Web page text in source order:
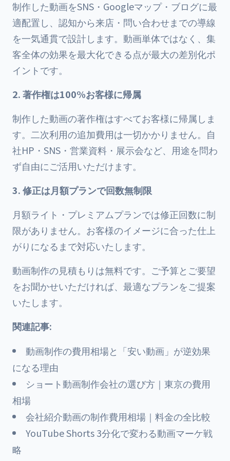
制作した動画をSNS・Googleマップ・ブログに最
適配置し、認知から来店・問い合わせまでの導線
を一気通貫で設計します。動画単体ではなく、集
客全体の効果を最大化できる点が最大の差別化ポ
イントです。
2. 著作権は100%お客様に帰属
制作した動画の著作権はすべてお客様に帰属しま
す。二次利用の追加費用は一切かかりません。自
社HP・SNS・営業資料・展示会など、用途を問わ
ず自由にご活用いただけます。
3. 修正は月額プランで回数無制限
月額ライト・プレミアムプランでは修正回数に制
限がありません。お客様のイメージに合った仕上
がりになるまで対応いたします。
動画制作の見積もりは無料です。ご予算とご要望
をお聞かせいただければ、最適なプランをご提案
いたします。
関連記事:
動画制作の費用相場と「安い動画」が逆効果
になる理由
ショート動画制作会社の選び方｜東京の費用
相場
会社紹介動画の制作費用相場｜料金の全比較
YouTube Shorts 3分化で変わる動画マーケ戦
略